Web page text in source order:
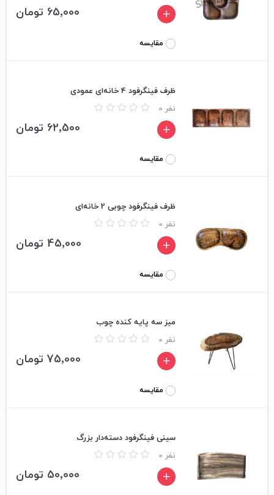
مقایسه
65٬000 تومان
ظرف فینگرفود 4 خانه‌ای عمودی
0 نفر
مقایسه
62٬500 تومان
ظرف فینگرفود چوبی 2 خانه‌ای
0 نفر
مقایسه
45٬000 تومان
میز سه پایه کنده چوب
0 نفر
مقایسه
75٬000 تومان
سینی فینگرفود دسته‎‌دار بزرگ
0 نفر
50٬000 تومان